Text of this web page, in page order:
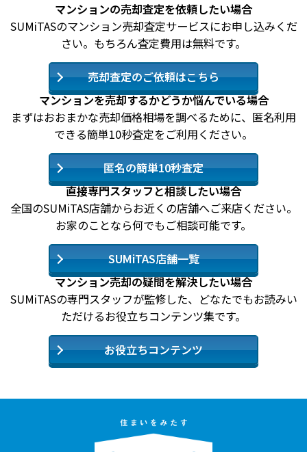
マンションの売却査定を依頼したい場合
SUMiTASのマンション売却査定サービスにお申し込みくだ
さい。もちろん査定費用は無料です。
売却査定のご依頼はこちら
マンションを売却するかどうか悩んでいる場合
まずはおおまかな売却価格相場を調べるために、匿名利用
できる簡単10秒査定をご利用ください。
匿名の簡単10秒査定
直接専門スタッフと相談したい場合
全国のSUMiTAS店舗からお近くの店舗へご来店ください。
お家のことなら何でもご相談可能です。
SUMiTAS店舗一覧
マンション売却の疑問を解決したい場合
SUMiTASの専門スタッフが監修した、どなたでもお読みい
ただけるお役立ちコンテンツ集です。
お役立ちコンテンツ